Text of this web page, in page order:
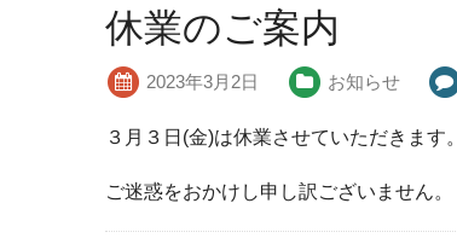
休業のご案内
2023年3月2日 お知らせ
３月３日(金)は休業させていただきます。
ご迷惑をおかけし申し訳ございません。